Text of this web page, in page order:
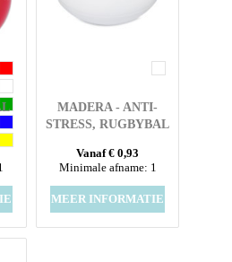
MADERA - ANTI-
STRESS, RUGBYBAL
Vanaf € 0,93
Minimale afname: 1
MEER INFORMATIE